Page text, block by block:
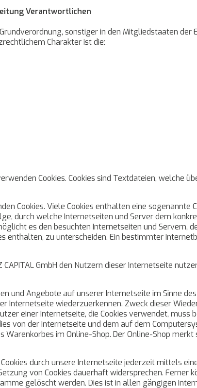
Verantwortlichen
sonstiger in den Mitgliedstaaten der
Charakter ist die:
Cookies. Cookies sind Textdateien, welche
Cookies. Viele Cookies enthalten eine sogenannte
durch welche Internetseiten und Server dem
es den besuchten Internetseiten und Servern,
enthalten, zu unterscheiden. Ein bestimmter
CAPITAL GmbH den Nutzern dieser Internetseite
und Angebote auf unserer Internetseite im Sinne
Internetseite wiederzuerkennen. Zweck dieser
einer Internetseite, die Cookies verwendet, muss
von der Internetseite und dem auf dem
Warenkorbes im Online-Shop. Der Online-Shop
durch unsere Internetseite jederzeit mittels
von Cookies dauerhaft widersprechen. Ferner
gelöscht werden. Dies ist in allen gängigen